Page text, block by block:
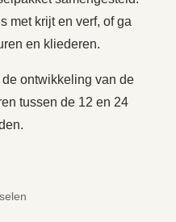
met krijt en verf, of ga
en kliederen.
ontwikkeling van de
tussen de 12 en 24